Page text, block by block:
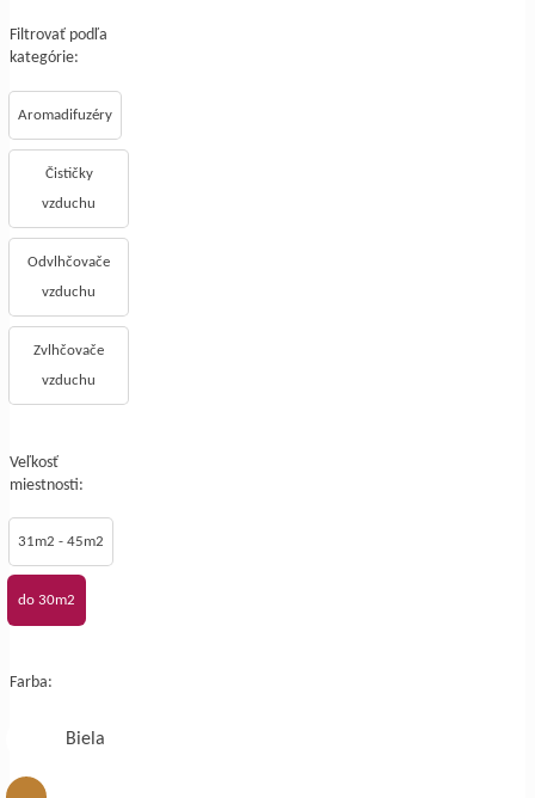
Filtrovať podľa
kategórie:
Aromadifuzéry
Čističky
vzduchu
Odvlhčovače
vzduchu
Zvlhčovače
vzduchu
Veľkosť
miestnosti:
31m2 - 45m2
do 30m2
Farba:
Biela